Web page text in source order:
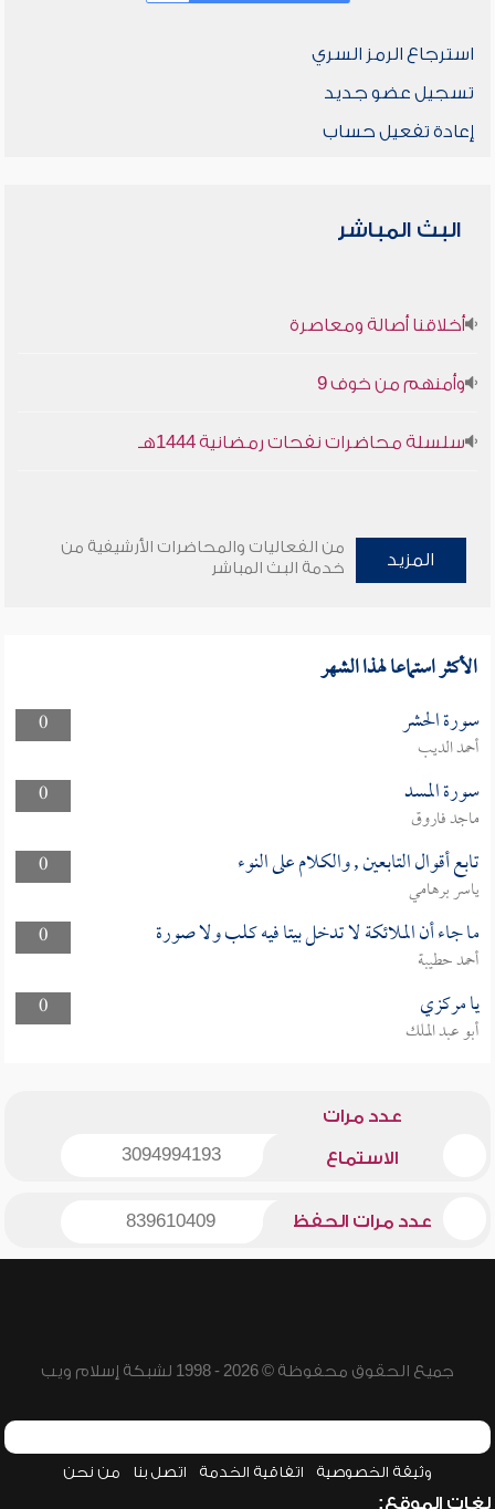
استرجاع الرمز السري
تسجيل عضو جديد
إعادة تفعيل حساب
البث المباشر
أخلاقنا أصالة ومعاصرة
وأمنهم من خوف 9
سلسلة محاضرات نفحات رمضانية 1444هـ
المزيد
من الفعاليات والمحاضرات الأرشيفية من
خدمة البث المباشر
الأكثر استماعا لهذا الشهر
0 سورة الحشر
أحمد الديب
0
سورة المسد
ماجد فاروق
0
تابع أقوال التابعين , والكلام على النوء
ياسر برهامي
0
ما جاء أن الملائكة لا تدخل بيتا فيه كلب ولا صورة
أحمد حطيبة
0
يا مركزي
أبو عبد الملك
عدد مرات
الاستماع 3094994193
عدد مرات الحفظ 839610409
جميع الحقوق محفوظة © 2026 - 1998 لشبكة إسلام ويب
وثيقة الخصوصية اتفاقية الخدمة اتصل بنا من نحن
لغات الموقع: